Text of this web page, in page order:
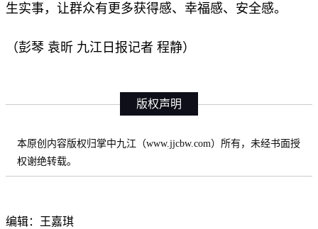
生实事，让群众有更多获得感、幸福感、安全感。
（彭琴 袁昕 九江日报记者 程静）
版权声明
本原创内容版权归掌中九江（www.jjcbw.com）所有，未经书面授
权谢绝转载。
编辑：王嘉琪